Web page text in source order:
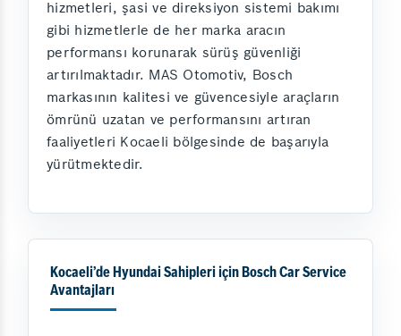
hizmetleri, şasi ve direksiyon sistemi bakımı
gibi hizmetlerle de her marka aracın
performansı korunarak sürüş güvenliği
artırılmaktadır. MAS Otomotiv, Bosch
markasının kalitesi ve güvencesiyle araçların
ömrünü uzatan ve performansını artıran
faaliyetleri Kocaeli bölgesinde de başarıyla
yürütmektedir.
Kocaeli’de Hyundai Sahipleri için Bosch Car Service
Avantajları